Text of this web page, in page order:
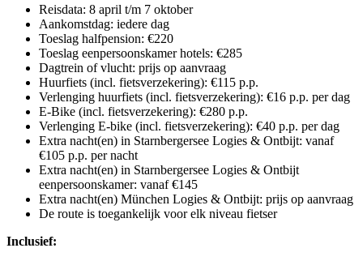
Reisdata: 8 april t/m 7 oktober
Aankomstdag: iedere dag
Toeslag halfpension: €220
Toeslag eenpersoonskamer hotels: €285
Dagtrein of vlucht: prijs op aanvraag
Huurfiets (incl. fietsverzekering): €115 p.p.
Verlenging huurfiets (incl. fietsverzekering): €16 p.p. per dag
E-Bike (incl. fietsverzekering): €280 p.p.
Verlenging E-bike (incl. fietsverzekering): €40 p.p. per dag
Extra nacht(en) in Starnbergersee Logies & Ontbijt: vanaf
€105 p.p. per nacht
Extra nacht(en) in Starnbergersee Logies & Ontbijt
eenpersoonskamer: vanaf €145
Extra nacht(en) München Logies & Ontbijt: prijs op aanvraag
De route is toegankelijk voor elk niveau fietser
Inclusief: